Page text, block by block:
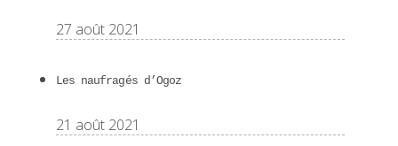
27 août 2021
Les naufragés d’Ogoz
21 août 2021